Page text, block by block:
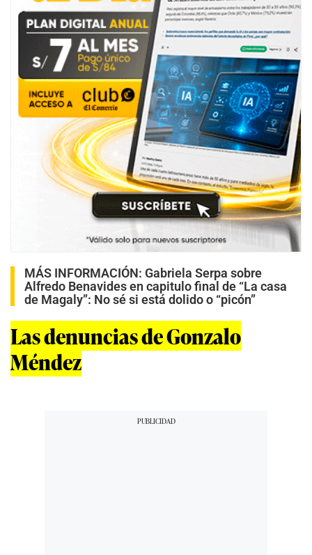
MÁS INFORMACIÓN: Gabriela Serpa sobre
Alfredo Benavides en capitulo final de “La casa
de Magaly”: No sé si está dolido o “picón”
Las denuncias de Gonzalo
Méndez